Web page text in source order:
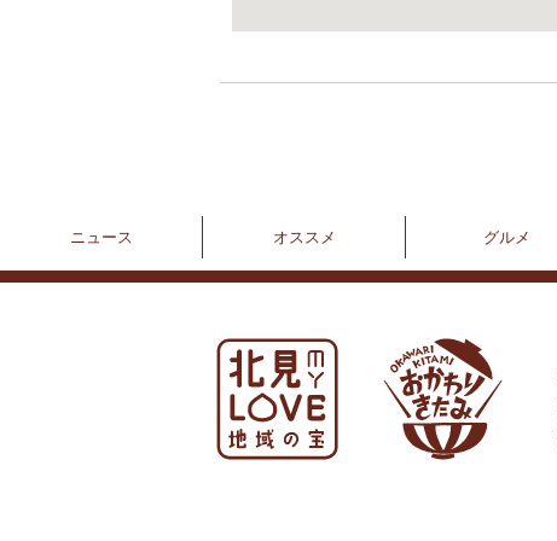
ニュース オススメ グルメ